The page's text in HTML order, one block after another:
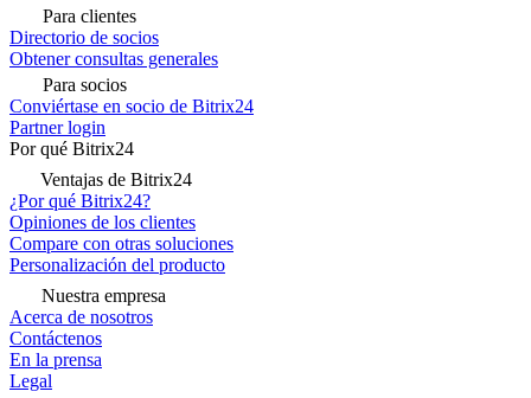
Para clientes
Directorio de socios
Obtener consultas generales
Para socios
Conviértase en socio de Bitrix24
Partner login
Por qué Bitrix24
Ventajas de Bitrix24
¿Por qué Bitrix24?
Opiniones de los clientes
Compare con otras soluciones
Personalización del producto
Nuestra empresa
Acerca de nosotros
Contáctenos
En la prensa
Legal